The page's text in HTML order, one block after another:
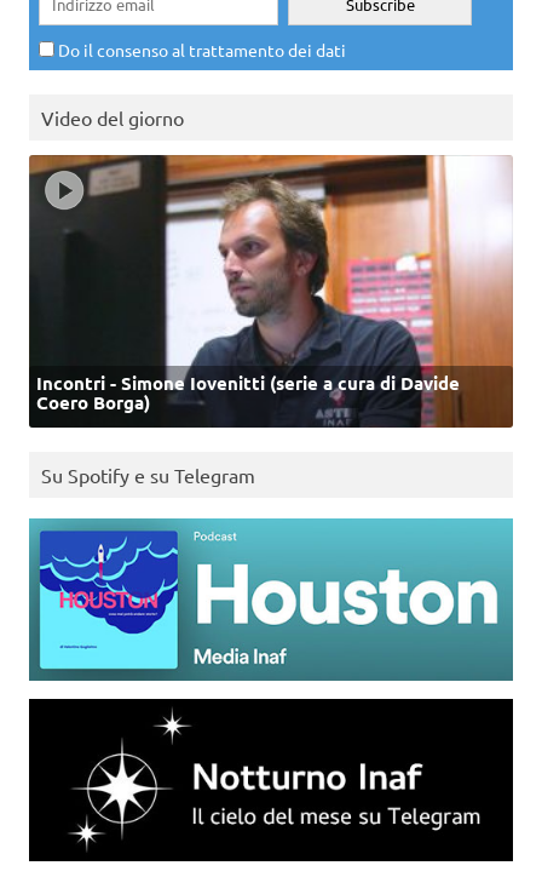
Do il consenso al trattamento dei dati
Video del giorno
Incontri - Simone Iovenitti (serie a cura di Davide
Coero Borga)
Su Spotify e su Telegram